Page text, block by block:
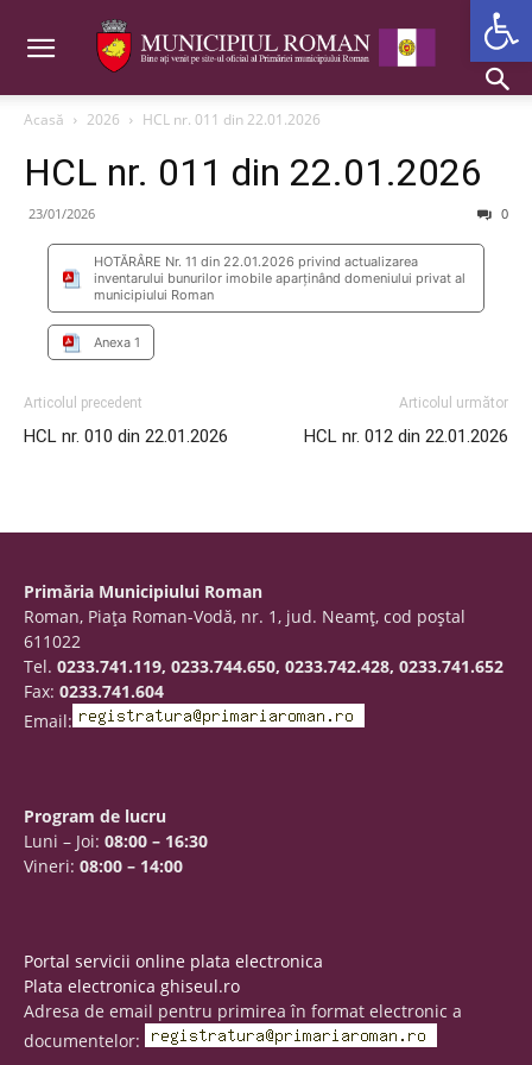
Acasă 2026 HCL nr. 011 din 22.01.2026
HCL nr. 011 din 22.01.2026
23/01/2026 0
HOTĂRÂRE Nr. 11 din 22.01.2026 privind actualizarea
inventarului bunurilor imobile aparținând domeniului privat al
municipiului Roman
Anexa 1
Articolul precedent
HCL nr. 010 din 22.01.2026
Articolul următor
HCL nr. 012 din 22.01.2026
Primăria Municipiului Roman
Roman, Piaţa Roman-Vodă, nr. 1, jud. Neamţ, cod poştal
611022
Tel. 0233.741.119, 0233.744.650, 0233.742.428, 0233.741.652
Fax: 0233.741.604
Email:
Program de lucru
Luni – Joi: 08:00 – 16:30
Vineri: 08:00 – 14:00
Portal servicii online plata electronica
Plata electronica ghiseul.ro
Adresa de email pentru primirea în format electronic a
documentelor: